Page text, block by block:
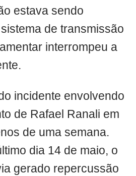
estava sendo
de transmissão
interrompeu a
incidente envolvendo
de Rafael Ranali em
de uma semana.
dia 14 de maio, o
gerado repercussão